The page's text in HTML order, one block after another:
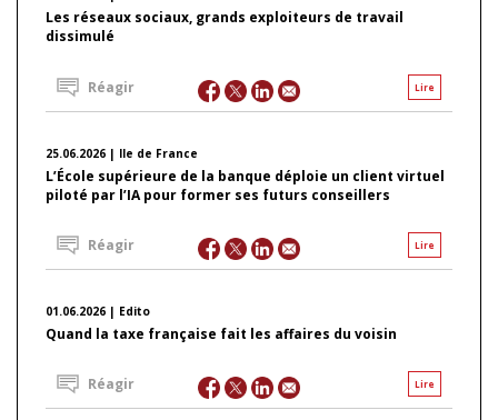
Les réseaux sociaux, grands exploiteurs de travail
dissimulé
Lire
Réagir
25.06.2026 | Ile de France
L’École supérieure de la banque déploie un client virtuel
piloté par l’IA pour former ses futurs conseillers
Lire
Réagir
01.06.2026 | Edito
Quand la taxe française fait les affaires du voisin
Lire
Réagir